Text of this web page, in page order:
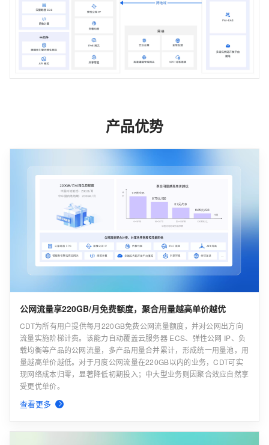
产品优势
公网流量享220GB/月免费额度，聚合用量越高单价越优
CDT为所有用户提供每月220GB免费公网流量额度，并对公网出方向
流量实施阶梯计费。该能力自动覆盖云服务器 ECS、弹性公网 IP、负
载均衡等产品的公网流量，多产品用量合并累计，形成统一用量池，用
量越高单价越低。对于月度公网流量在220GB以内的业务，CDT可实
现网络成本归零，显著降低初期投入；中大型业务则因聚合效应自然享
受更优单价。
查看更多